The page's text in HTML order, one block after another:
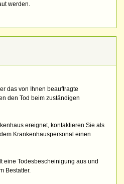
werden.
das von Ihnen beauftragte
den Tod beim zuständigen
ereignet, kontaktieren Sie als
Krankenhauspersonal einen
eine Todesbescheinigung aus und
Bestatter.